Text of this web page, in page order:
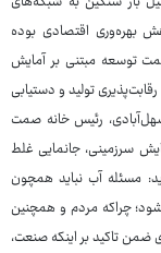
بهره‌وری اقتصادی بوده
توسعه مبتنی بر آمایش
تولید و دستیابی
رئیس خانه صمت
سرزمینی، جانمایی غلط
مسئله آب نباید همچون
چراکه مردم و همچنین
تاکید بر اینکه صنعت،